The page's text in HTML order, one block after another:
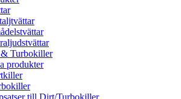
Turbokiller
produkter
till Dirt/Turbokiller